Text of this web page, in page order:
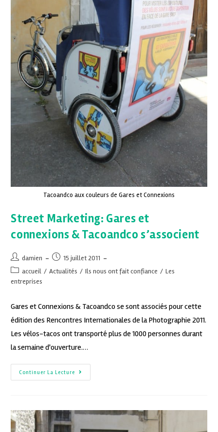
Tacoandco aux couleurs de Gares et Connexions
Street Marketing: Gares et
connexions & Tacoandco s’associent
damien
15 juillet 2011
accueil / Actualités / Ils nous ont fait confiance / Les
entreprises
Gares et Connexions & Tacoandco se sont associés pour cette
édition des Rencontres Internationales de la Photographie 2011.
Les vélos-tacos ont transporté plus de 1000 personnes durant
la semaine d'ouverture.…
Continuer La Lecture